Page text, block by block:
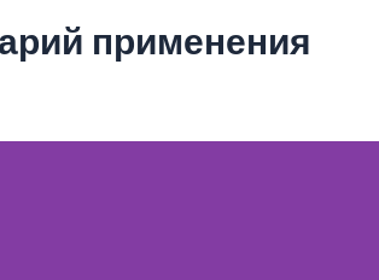
применения